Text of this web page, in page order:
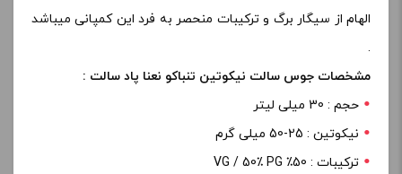
الهام از سیگار برگ و ترکیبات منحصر به فرد این کمپانی میباشد
.
مشخصات جوس سالت نیکوتین تنباکو نعنا پاد سالت :
حجم : 30 میلی لیتر
نیکوتین : 25-50 میلی گرم
ترکیبات : 50٪ VG / 50٪ PG